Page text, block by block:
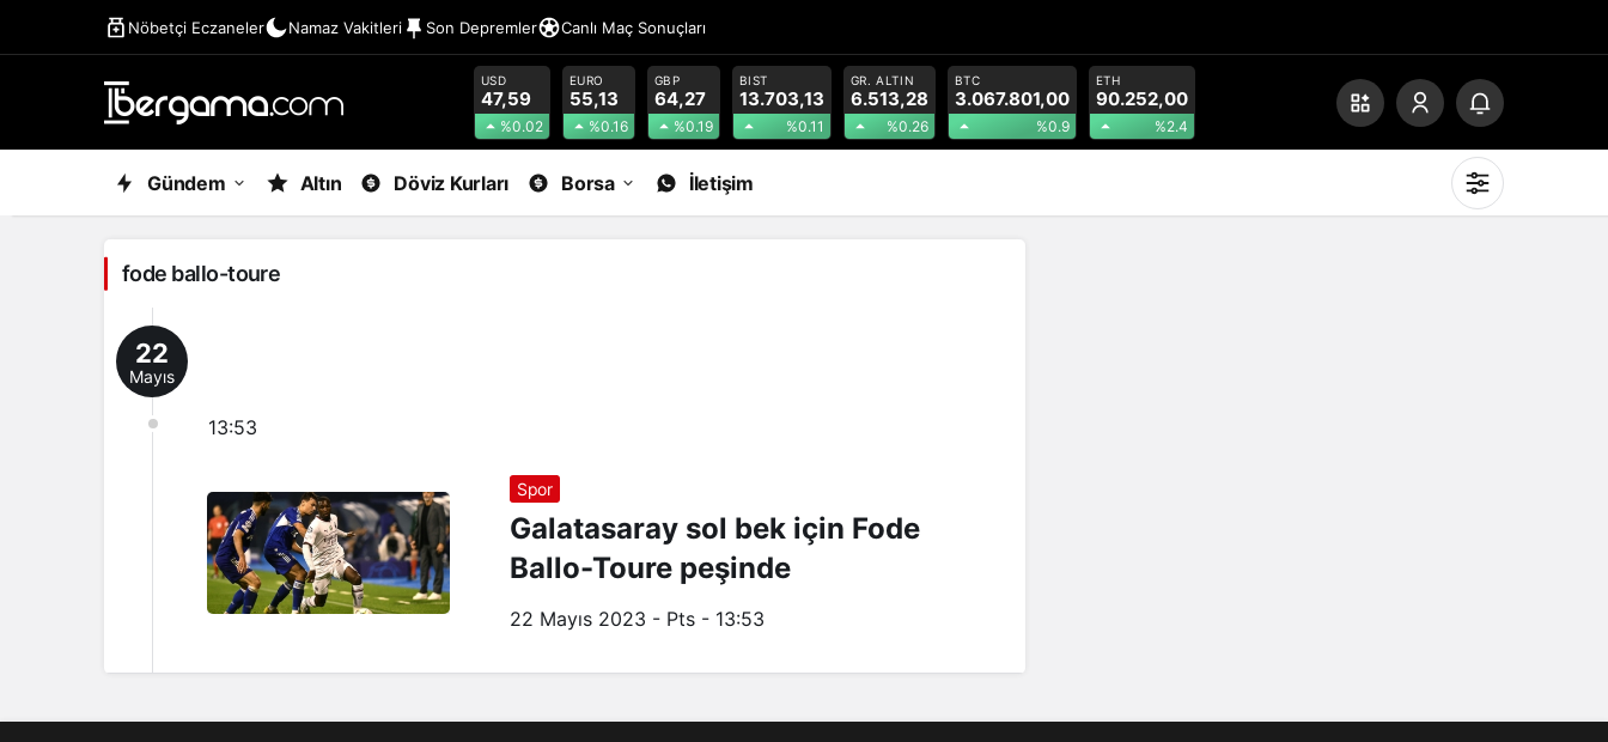
Nöbetçi Eczaneler Namaz Vakitleri Son Depremler Canlı Maç Sonuçları
fode
ballo-
toure
Haberleri
USD
47,59
%0.02
EURO
55,13
%0.16
GBP
64,27
%0.19
BIST
13.703,13
%0.11
GR. ALTIN
6.513,28
%0.26
BTC
3.067.801,00
%0.9
ETH
90.252,00
%2.4
Gündem Altın Döviz Kurları Borsa İletişim
Mod
değiştir
fode ballo-toure
22
Mayıs
13:53
Spor
Galatasaray sol bek için Fode
Ballo-Toure peşinde
22 Mayıs 2023 - Pts - 13:53